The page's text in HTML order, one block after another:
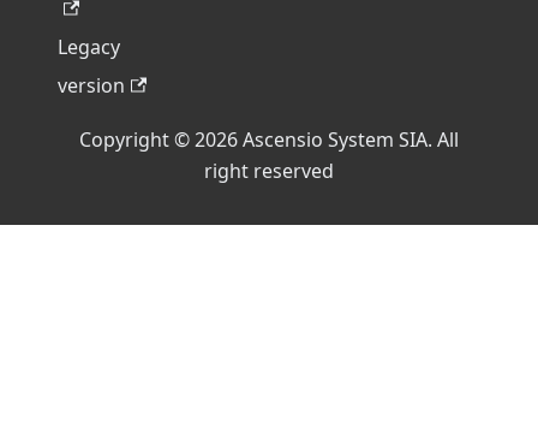
Legacy
version
Copyright © 2026 Ascensio System SIA. All
right reserved